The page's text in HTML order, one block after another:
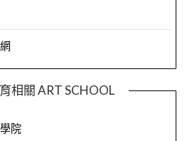
相關 ART SCHOOL
院